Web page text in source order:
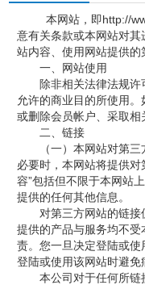
观察直播设备
本网站，即http://
意有关条款或本网站对
站内容、使用网站提供的
一、网站使用
除非相关法律法规许可
允许的商业目的所使用
或删除会员帐户、采取相
二、链接
（一）本网站对第三
必要时，本网站将提供
容”包括但不限于本网站
提供的任何其他信息。
对第三方网站的链接仅
提供的产品与服务均不
责。您一旦决定登陆或
登陆或使用该网站时避免
本公司对于任何所链接